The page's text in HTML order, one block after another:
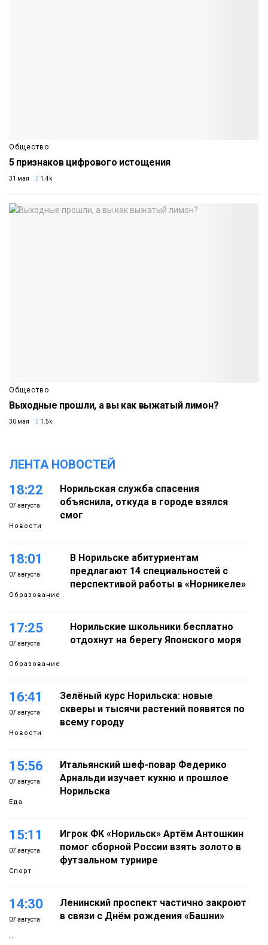
Общество
5 признаков цифрового истощения
31 мая 1.4k
Общество
Выходные прошли, а вы как выжатый лимон?
30 мая 1.5k
ЛЕНТА НОВОСТЕЙ
18:22
07 августа
Новости
Норильская служба спасения
объяснила, откуда в городе взялся
смог
18:01
07 августа
Образование
В Норильске абитуриентам
предлагают 14 специальностей с
перспективой работы в «Норникеле»
17:25
07 августа
Образование
Норильские школьники бесплатно
отдохнут на берегу Японского моря
16:41
07 августа
Новости
Зелёный курс Норильска: новые
скверы и тысячи растений появятся по
всему городу
15:56
07 августа
Еда
Итальянский шеф-повар Федерико
Арнальди изучает кухню и прошлое
Норильска
15:11
07 августа
Спорт
Игрок ФК «Норильск» Артём Антошкин
помог сборной России взять золото в
футзальном турнире
14:30
07 августа
Новости
Ленинский проспект частично закроют
в связи с Днём рождения «Башни»